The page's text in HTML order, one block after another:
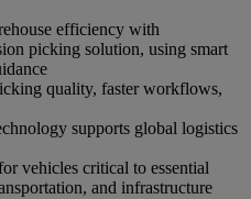
efficiency with
picking solution, using smart
quality, faster workflows,
supports global logistics
vehicles critical to essential
and infrastructure